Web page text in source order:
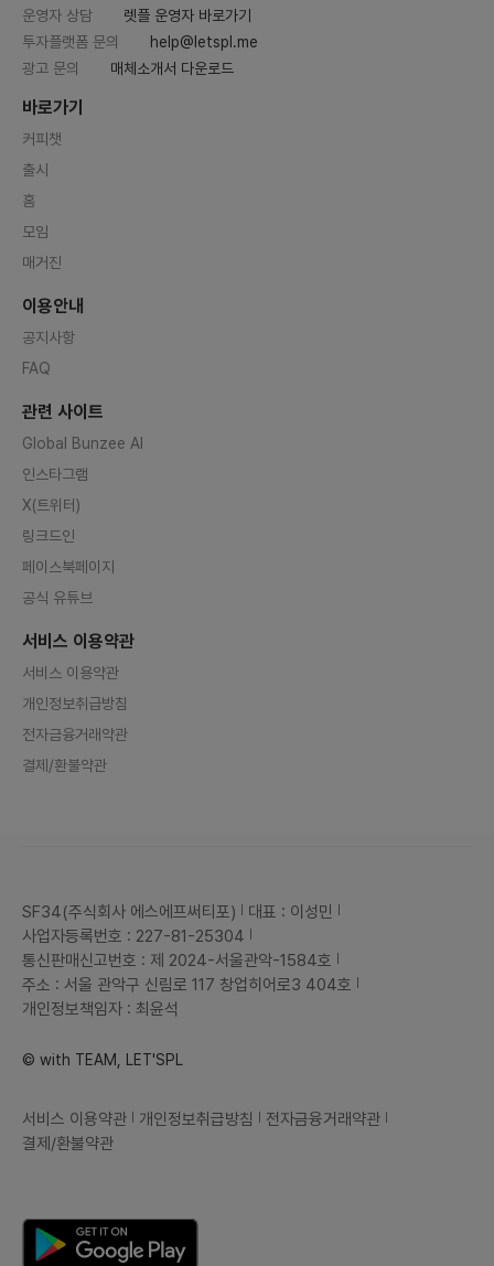
운영자 상담
렛플 운영자 바로가기
투자플랫폼 문의
help@letspl.me
광고 문의
매체소개서 다운로드
바로가기
커피챗
출시
홈
모임
매거진
이용안내
공지사항
FAQ
관련 사이트
Global Bunzee AI
인스타그램
X(트위터)
링크드인
페이스북페이지
공식 유튜브
서비스 이용약관
서비스 이용약관
개인정보취급방침
전자금융거래약관
결제/환불약관
SF34(주식회사 에스에프써티포)
대표 : 이성민
사업자등록번호 : 227-81-25304
통신판매신고번호 : 제 2024-서울관악-1584호
주소 : 서울 관악구 신림로 117 창업히어로3 404호
개인정보책임자 : 최윤석
© with TEAM, LET'SPL
서비스 이용약관 개인정보취급방침
전자금융거래약관
결제/환불약관